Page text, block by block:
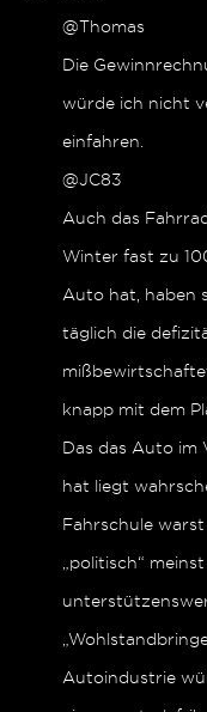
@Thomas
Die
würde ich nicht
einfahren.
@JC83
Auch das
Winter fast zu
Auto hat, haben
täglich die
knapp mit dem
Das das Auto im
hat liegt
Fahrschule
„politisch“
Autoindustrie